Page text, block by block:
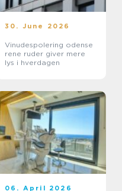
30. June 2026
Vinudespolering odense
rene ruder giver mere
lys i hverdagen
06. April 2026